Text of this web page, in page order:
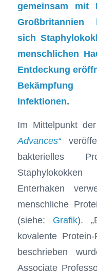
gemeinsam mit
Großbritannien
sich
menschlichen
Entdeckung
Bekämpfung
Infektionen.
Im Mittelpunkt
Advances“
bakterielles
Enterhaken
menschliche
(siehe: Grafik).
kovalente
beschrieben
Associate